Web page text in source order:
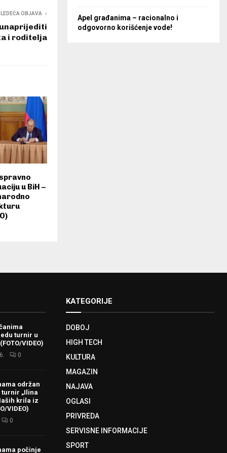
OBJAVA
i roditelja
u BiH –
Apel građanima – racionalno i
odgovorno korišćenje vode!
turnir u
VIDEO)
0
održan
„Ilina
krila iz
VIDEO)
0
počinje
KATEGORIJE
DOBOJ
HIGH TECH
KULTURA
MAGAZIN
NAJAVA
OGLASI
PRIVREDA
SERVISNE INFORMACIJE
SPORT